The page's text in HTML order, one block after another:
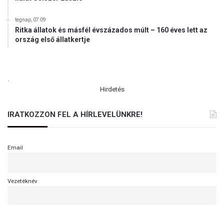
tegnap, 07:09
Ritka állatok és másfél évszázados múlt – 160 éves lett az
ország első állatkertje
Hirdetés
IRATKOZZON FEL A HÍRLEVELÜNKRE!
Email
Vezetéknév